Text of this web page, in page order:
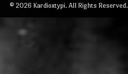
© 2026 Kardioxtypi. All Rights Reserved.